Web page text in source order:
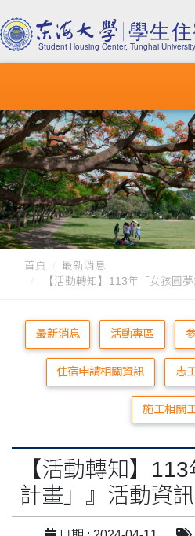
首頁
最新消息
【活動轉知】113年「女孩圓
最新消息 活動專區
住宿申請相關資訊 志
施工相關
【活動轉知】
計畫」』活動資訊